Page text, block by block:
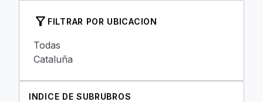
filter_alt FILTRAR POR UBICACION
Todas
Cataluña
INDICE DE SUBRUBROS